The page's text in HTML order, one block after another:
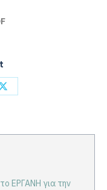
Share
ΕΡΓΑΝΗ για την